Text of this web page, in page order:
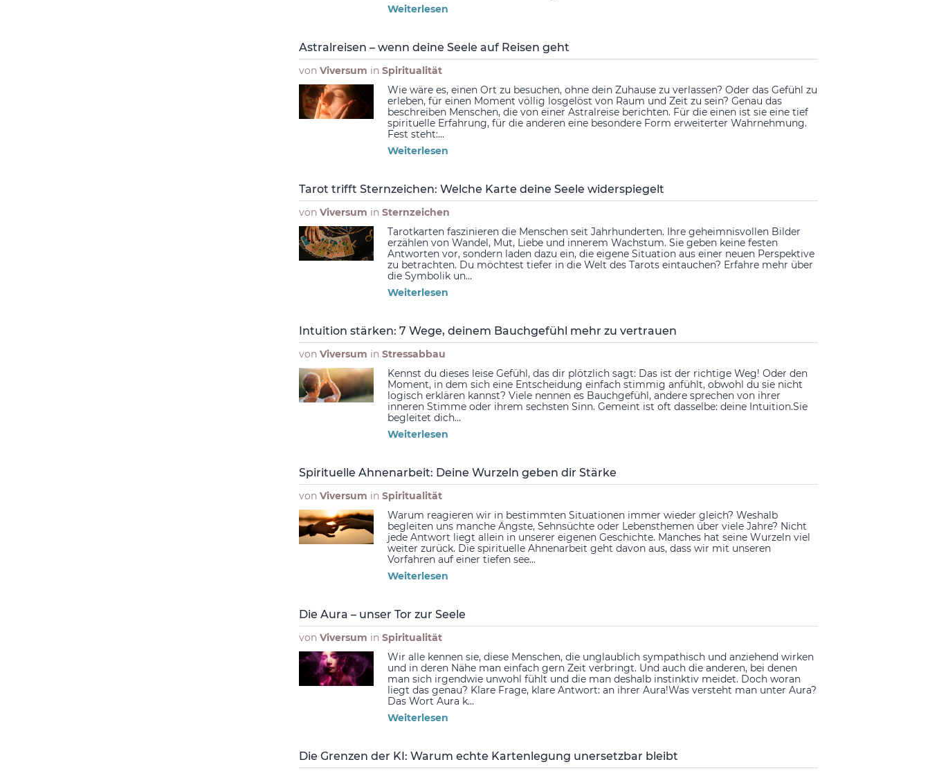
Weiterlesen
Astralreisen – wenn deine Seele auf Reisen geht
von Viversum in Spiritualität
Wie wäre es, einen Ort zu besuchen, ohne dein Zuhause zu verlassen? Oder das Gefühl zu
erleben, für einen Moment völlig losgelöst von Raum und Zeit zu sein? Genau das
beschreiben Menschen, die von einer Astralreise berichten. Für die einen ist sie eine tief
spirituelle Erfahrung, für die anderen eine besondere Form erweiterter Wahrnehmung.
Fest steht:...
Weiterlesen
Tarot trifft Sternzeichen: Welche Karte deine Seele widerspiegelt
von Viversum in Sternzeichen
Tarotkarten faszinieren die Menschen seit Jahrhunderten. Ihre geheimnisvollen Bilder
erzählen von Wandel, Mut, Liebe und innerem Wachstum. Sie geben keine festen
Antworten vor, sondern laden dazu ein, die eigene Situation aus einer neuen Perspektive
zu betrachten. Du möchtest tiefer in die Welt des Tarots eintauchen? Erfahre mehr über
die Symbolik un...
Weiterlesen
Intuition stärken: 7 Wege, deinem Bauchgefühl mehr zu vertrauen
von Viversum in Stressabbau
Kennst du dieses leise Gefühl, das dir plötzlich sagt: Das ist der richtige Weg! Oder den
Moment, in dem sich eine Entscheidung einfach stimmig anfühlt, obwohl du sie nicht
logisch erklären kannst? Viele nennen es Bauchgefühl, andere sprechen von ihrer
inneren Stimme oder ihrem sechsten Sinn. Gemeint ist oft dasselbe: deine Intuition.Sie
begleitet dich...
Weiterlesen
Spirituelle Ahnenarbeit: Deine Wurzeln geben dir Stärke
von Viversum in Spiritualität
Warum reagieren wir in bestimmten Situationen immer wieder gleich? Weshalb
begleiten uns manche Ängste, Sehnsüchte oder Lebensthemen über viele Jahre? Nicht
jede Antwort liegt allein in unserer eigenen Geschichte. Manches hat seine Wurzeln viel
weiter zurück. Die spirituelle Ahnenarbeit geht davon aus, dass wir mit unseren
Vorfahren auf einer tiefen see...
Weiterlesen
Die Aura – unser Tor zur Seele
von Viversum in Spiritualität
Wir alle kennen sie, diese Menschen, die unglaublich sympathisch und anziehend wirken
und in deren Nähe man einfach gern Zeit verbringt. Und auch die anderen, bei denen
man sich irgendwie unwohl fühlt und die man deshalb instinktiv meidet. Doch woran
liegt das genau? Klare Frage, klare Antwort: an ihrer Aura!Was versteht man unter Aura?
Das Wort Aura k...
Weiterlesen
Die Grenzen der KI: Warum echte Kartenlegung unersetzbar bleibt